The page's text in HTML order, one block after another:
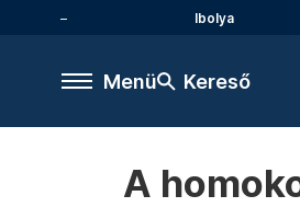
Ibolya
Menü Kereső
A